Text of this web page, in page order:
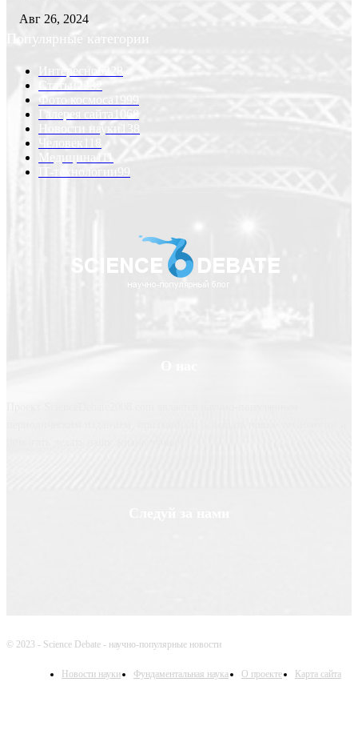
Авг 26, 2024
Популярные категории
Интересно
Статьи
Фото космоса
1999
Галерея сайта 1068
Новости науки
Человек
Медицина
IT-технологии99
© 2023 - Science Debate - научно-популярные новости
Новости науки Фундаментальная наука О проекте Карта сайта